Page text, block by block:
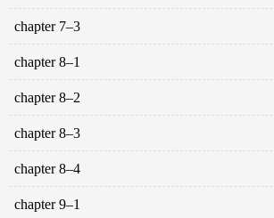
chapter 7–3
chapter 8–1
chapter 8–2
chapter 8–3
chapter 8–4
chapter 9–1